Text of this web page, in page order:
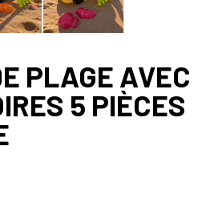
PLAGE AVEC
5 PIÈCES